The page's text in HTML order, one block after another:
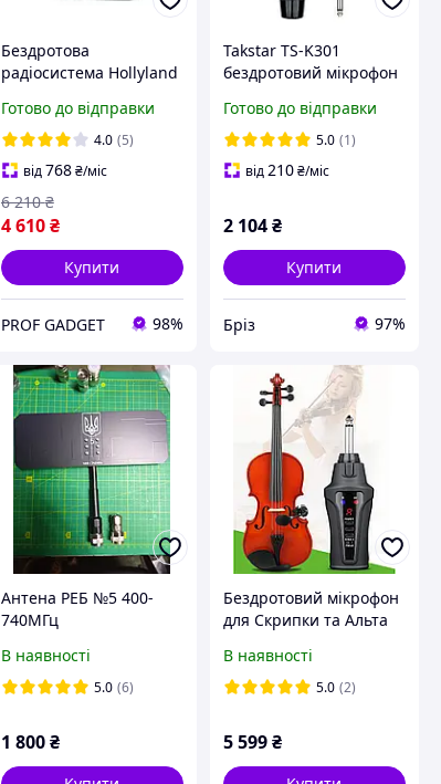
Бездротова
радіосистема Hollyland
Plug із кейсом для
бездротової зарядки
Готово до відправки
4.0 (5)
від768 ₴/міс
4 610 ₴
6 210 ₴
Купити
PROF GADGET 98%
Takstar TS-K301
бездротовий мікрофон
Готово до відправки
5.0 (1)
від 210₴/міс
2 104₴
Купити
Бріз 97%
Антена РЕБ №5 400-
740МГц
В наявності
5.0 (6)
1 800 ₴
Бездротовий мікрофон
для Скрипки та Альта
радіосистема Violin &
Alto
В наявності
5.0 (2)
5 599₴